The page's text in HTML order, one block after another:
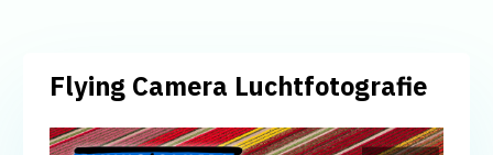
Flying Camera Luchtfotografie